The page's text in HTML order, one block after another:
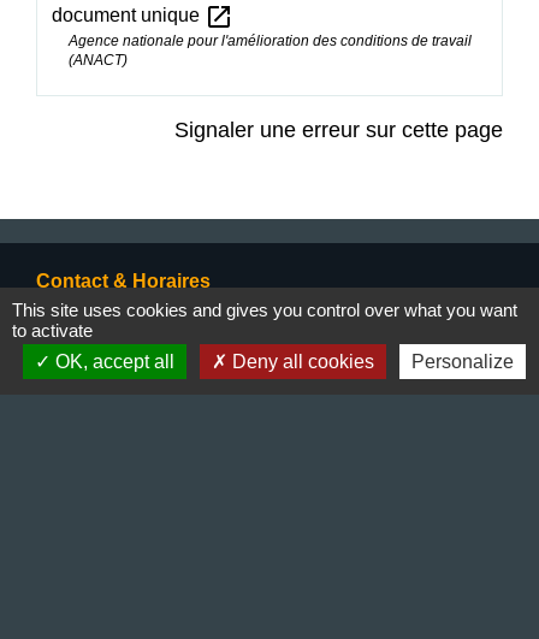
document unique open_in_new
Agence nationale pour l'amélioration des conditions de travail
(ANACT)
Signaler une erreur sur cette page
Contact & Horaires
Commune de Gillonnay
Place de la Mairie
38260 Gillonnay - FRANCE
This site uses cookies and gives you control over what you want
to activate
OK, accept all
Deny all cookies Personalize